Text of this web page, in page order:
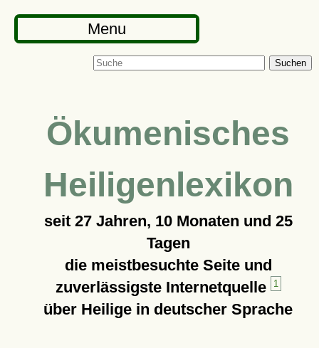
Menu
Suchen
Ökumenisches
Heiligenlexikon
seit 27 Jahren, 10 Monaten und 25
Tagen
die meistbesuchte Seite und
zuverlässigste Internetquelle
1
über Heilige in deutscher Sprache